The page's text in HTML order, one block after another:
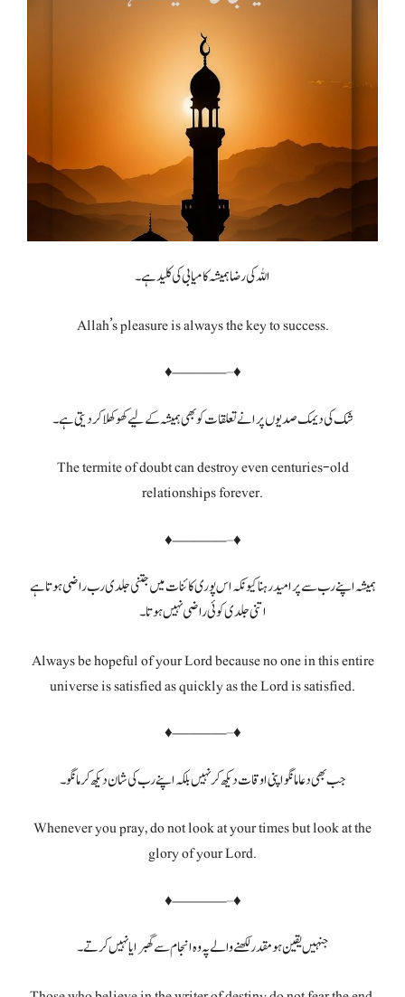
اللہ کی رضا ہمیشہ کامیابی کی کلید ہے۔
Allah’s pleasure is always the key to success.
♦—————–♦
شک کی دیمک صدیوں پرانے تعلقات کو بھی ہمیشہ کے لیے کھوکھلا کر دیتی ہے۔
The termite of doubt can destroy even centuries-old
relationships forever.
♦—————–♦
ہمیشہ اپنے رب سے پر امید رہنا کیونکہ اس پوری کائنات میں جتنی جلدی رب راضی ہوتا ہے
اتنی جلدی کوئی راضی نہیں ہوتا۔
Always be hopeful of your Lord because no one in this entire
universe is satisfied as quickly as the Lord is satisfied.
♦—————–♦
جب بھی دعا مانگو اپنی اوقات دیکھ کر نہیں بلکہ اپنے رب کی شان دیکھ کر مانگو۔
Whenever you pray, do not look at your times but look at the
glory of your Lord.
♦—————–♦
جنہیں یقین ہو مقدر لکھنے والے پہ وہ انجام سے گھبرایا نہیں کرتے۔